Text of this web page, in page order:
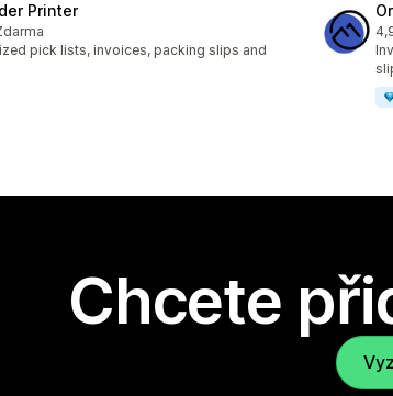
Printer
recenzí: 356
pick lists, invoices, packing slips and
Chcete